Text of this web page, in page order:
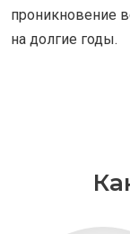
проникновение
на долгие годы.